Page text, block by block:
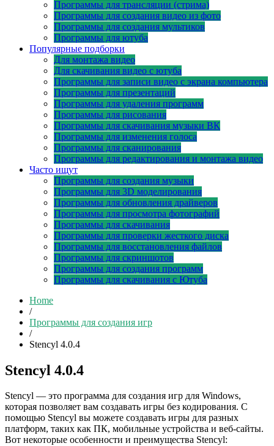
Программы для трансляции (стрима)
Программы для создания видео из фото
Программы для создания мультиков
Программы для ютуба
Популярные подборки
Для монтажа видео
Для скачивания видео с ютуба
Программы для записи видео с экрана компьютера
Программы для презентаций
Программы для удаления программ
Программы для рисования
Программы для скачивания музыки ВК
Программы для изменения голоса
Программы для сканирования
Программы для редактирования и монтажа видео
Часто ищут
Программы для создания музыки
Программы для 3D моделирования
Программы для обновления драйверов
Программы для просмотра фотографий
Программы для скачивания
Программы для проверки жесткого диска
Программы для восстановления файлов
Программы для скриншотов
Программы для создания программ
Программы для скачивания с Ютуба
Home
/
Программы для создания игр
/
Stencyl 4.0.4
Stencyl 4.0.4
Stencyl — это программа для создания игр для Windows,
которая позволяет вам создавать игры без кодирования. С
помощью Stencyl вы можете создавать игры для разных
платформ, таких как ПК, мобильные устройства и веб-сайты.
Вот некоторые особенности и преимущества Stencyl: